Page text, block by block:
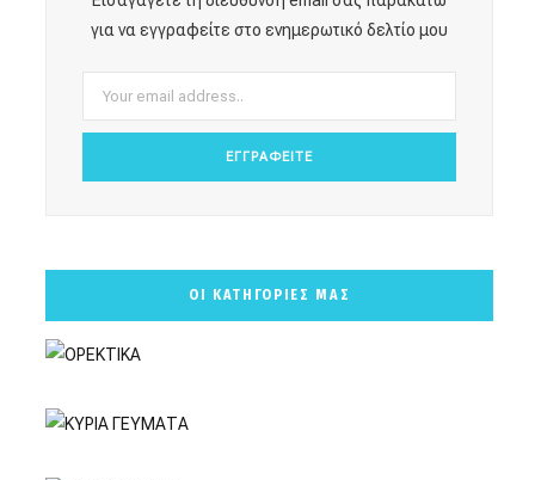
o r e e
για να εγγραφείτε στο ενημερωτικό δελτίο μου
ΟΙ ΚΑΤΗΓΟΡΙΕΣ ΜΑΣ